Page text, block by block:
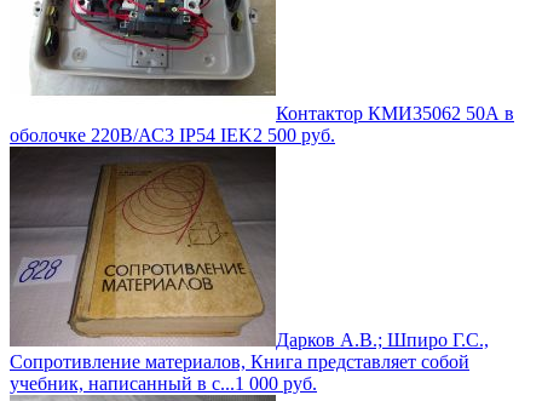
Контактор КМИ35062 50А в
оболочке 220В/АС3 IP54 IEK2 500 руб.
Дарков А.В.; Шпиро Г.С.,
Сопротивление материалов, Книга представляет собой
учебник, написанный в с...1 000 руб.